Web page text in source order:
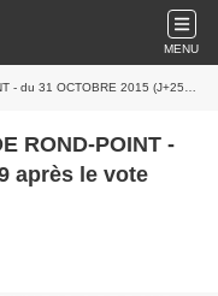
MENU
2015 (J+2509 après le vote négatif fondateur)
ROND-POINT -
après le vote